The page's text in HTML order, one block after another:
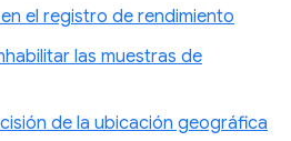
el registro de rendimiento
las muestras de
de la ubicación geográfica